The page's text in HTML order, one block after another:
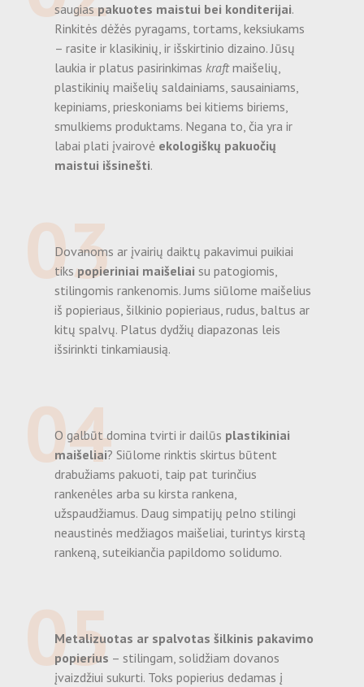
saugiaspakuotes maistui bei konditerijai.
Rinkitės dėžės pyragams, tortams, keksiukams
– rasite ir klasikinių, ir išskirtinio dizaino. Jūsų
laukia ir platus pasirinkimas kraftmaišelių,
plastikinių maišelių saldainiams, sausainiams,
kepiniams, prieskoniams bei kitiems biriems,
smulkiems produktams. Negana to, čia yra ir
labai plati įvairovė ekologiškų pakuočių
maistui išsinešti.
03
Dovanoms ar įvairių daiktų pakavimui puikiai
tikspopieriniai maišeliai su patogiomis,
stilingomis rankenomis. Jums siūlome maišelius
iš popieriaus, šilkinio popieriaus, rudus, baltus ar
kitų spalvų. Platus dydžių diapazonas leis
išsirinkti tinkamiausią.
04
O galbūt domina tvirti ir dailūs plastikiniai
maišeliai? Siūlome rinktis skirtus būtent
drabužiams pakuoti, taip pat turinčius
rankenėles arba su kirsta rankena,
užspaudžiamus. Daug simpatijų pelno stilingi
neaustinės medžiagos maišeliai, turintys kirstą
rankeną, suteikiančia papildomo solidumo.
05
Metalizuotas ar spalvotas šilkinis pakavimo
popierius – stilingam, solidžiam dovanos
įvaizdžiui sukurti. Toks popierius dedamas į